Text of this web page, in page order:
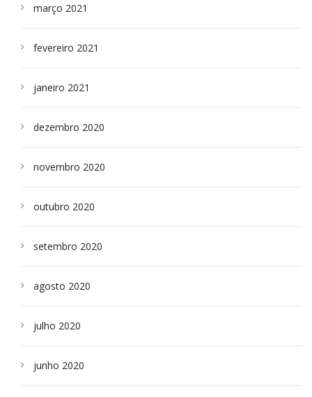
março 2021
fevereiro 2021
janeiro 2021
dezembro 2020
novembro 2020
outubro 2020
setembro 2020
agosto 2020
julho 2020
junho 2020